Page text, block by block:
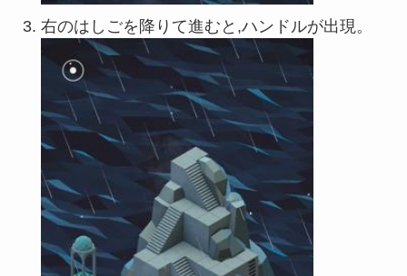
右のはしごを降りて進むと,ハンドルが出現。